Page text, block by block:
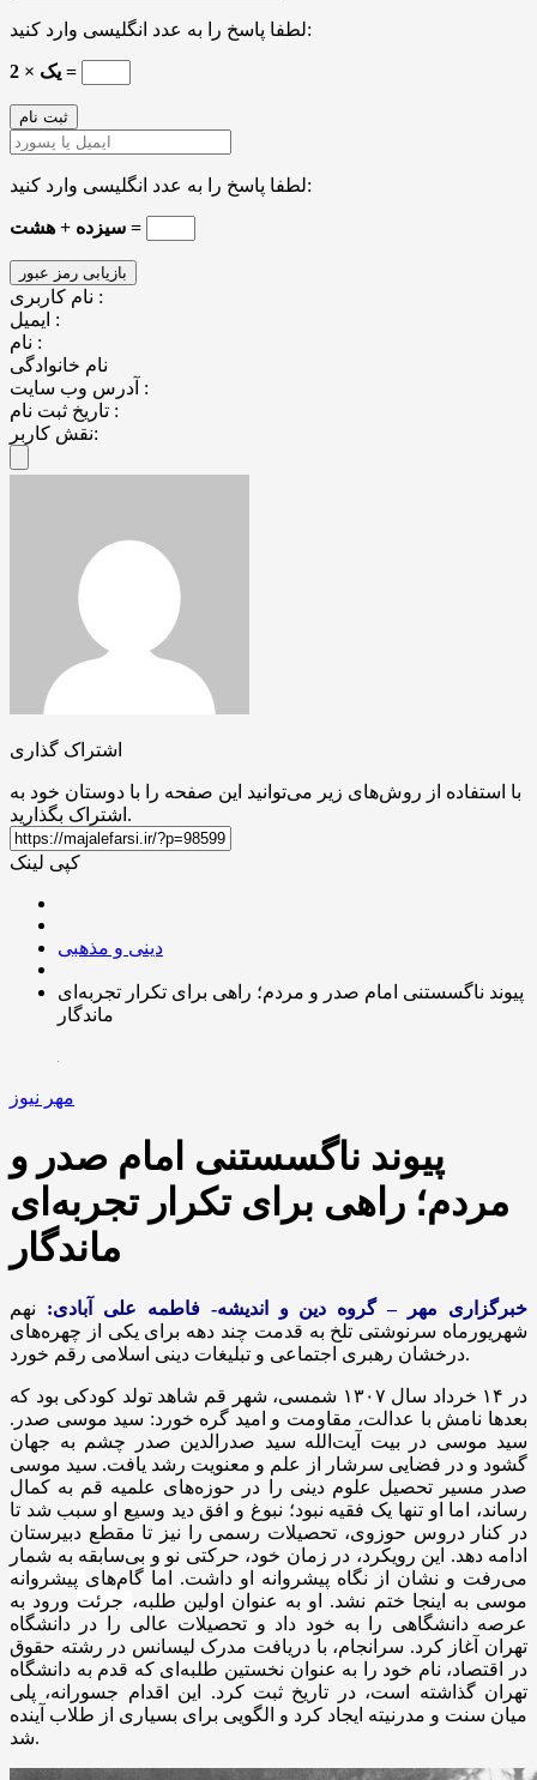
لطفا پاسخ را به عدد انگلیسی وارد کنید:
2 × یک =
لطفا پاسخ را به عدد انگلیسی وارد کنید:
سیزده + هشت =
نام کاربری :
ایمیل :
نام :
نام خانوادگی
آدرس وب سایت :
تاریخ ثبت نام :
نقش کاربر:
اشتراک گذاری
با استفاده از روش‌های زیر می‌توانید این صفحه را با دوستان خود به
اشتراک بگذارید.
کپی لینک
دینی و مذهبی
پیوند ناگسستنی امام صدر و مردم؛ راهی برای تکرار تجربه‌ای
ماندگار
مهر نیوز
پیوند ناگسستنی امام صدر و
مردم؛ راهی برای تکرار تجربه‌ای
ماندگار
خبرگزاری مهر – گروه دین و اندیشه- فاطمه علی آبادی: نهم
شهریورماه سرنوشتی تلخ به قدمت چند دهه برای یکی از چهره‌های
درخشان رهبری اجتماعی و تبلیغات دینی اسلامی رقم خورد.
در ۱۴ خرداد سال ۱۳۰۷ شمسی، شهر قم شاهد تولد کودکی بود که
بعدها نامش با عدالت، مقاومت و امید گره خورد: سید موسی صدر.
سید موسی در بیت آیت‌الله سید صدرالدین صدر چشم به جهان
گشود و در فضایی سرشار از علم و معنویت رشد یافت. سید موسی
صدر مسیر تحصیل علوم دینی را در حوزه‌های علمیه قم به کمال
رساند، اما او تنها یک فقیه نبود؛ نبوغ و افق دید وسیع او سبب شد تا
در کنار دروس حوزوی، تحصیلات رسمی را نیز تا مقطع دبیرستان
ادامه دهد. این رویکرد، در زمان خود، حرکتی نو و بی‌سابقه به شمار
می‌رفت و نشان از نگاه پیشروانه او داشت. اما گام‌های پیشروانه
موسی به اینجا ختم نشد. او به عنوان اولین طلبه، جرئت ورود به
عرصه دانشگاهی را به خود داد و تحصیلات عالی را در دانشگاه
تهران آغاز کرد. سرانجام، با دریافت مدرک لیسانس در رشته حقوق
در اقتصاد، نام خود را به عنوان نخستین طلبه‌ای که قدم به دانشگاه
تهران گذاشته است، در تاریخ ثبت کرد. این اقدام جسورانه، پلی
میان سنت و مدرنیته ایجاد کرد و الگویی برای بسیاری از طلاب آینده
شد.